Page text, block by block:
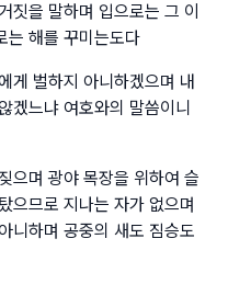
짓을 말하며 입으로는 그 이
는 해를 꾸미는도다
게 벌하지 아니하겠으며 내
겠느냐 여호와의 말씀이니
으며 광야 목장을 위하여 슬
으므로 지나는 자가 없으며
니하며 공중의 새도 짐승도